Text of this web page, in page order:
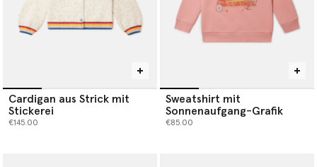
Cardigan aus Strick mit
Stickerei
€145.00
Sweatshirt mit
Sonnenaufgang-Grafik
€85.00